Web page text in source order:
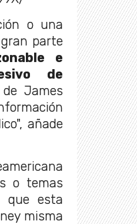
o una
parte
e
de
James
añade
o temas
que esta
misma